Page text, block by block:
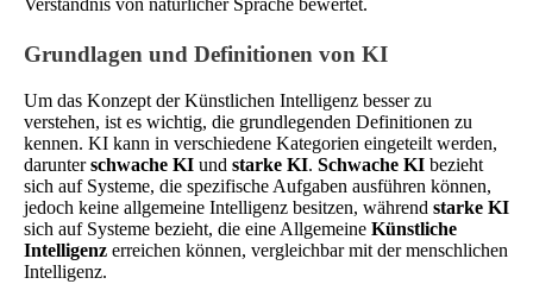
Verständnis von natürlicher Sprache bewertet.
Grundlagen und Definitionen von KI
Um das Konzept der Künstlichen Intelligenz besser zu
verstehen, ist es wichtig, die grundlegenden Definitionen zu
kennen. KI kann in verschiedene Kategorien eingeteilt werden,
darunterschwache KI und starke KI. Schwache KI bezieht
sich auf Systeme, die spezifische Aufgaben ausführen können,
jedoch keine allgemeine Intelligenz besitzen, während starke KI
sich auf Systeme bezieht, die eine Allgemeine Künstliche
Intelligenz erreichen können, vergleichbar mit der menschlichen
Intelligenz.